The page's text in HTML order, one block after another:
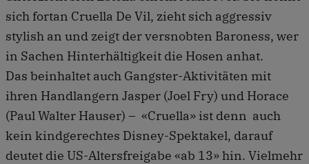
sich fortan Cruella De Vil, zieht sich aggressiv
stylish an und zeigt der versnobten Baroness, wer
in Sachen Hinterhältigkeit die Hosen anhat.
Das beinhaltet auch Gangster-Aktivitäten mit
ihren Handlangern Jasper (Joel Fry) und Horace
(Paul Walter Hauser) – «Cruella» ist denn auch
kein kindgerechtes Disney-Spektakel, darauf
deutet die US-Altersfreigabe «ab 13» hin. Vielmehr